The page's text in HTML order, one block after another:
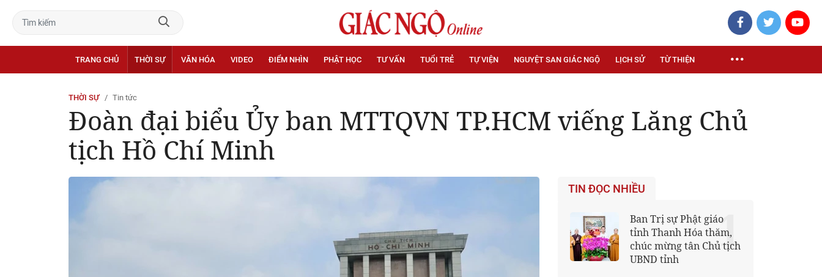
TRANG CHỦ THỜI SỰ VĂN HÓA VIDEO ĐIỂM NHÌN PHẬT HỌC TƯ VẤN TUỔI TRẺ TỰ VIỆN NGUYỆT SAN GIÁC NGỘ LỊCH SỬ TỪ THIỆN
THỜI SỰ Tin tức
Đoàn đại biểu Ủy ban MTTQVN TP.HCM viếng Lăng Chủ
tịch Hồ Chí Minh
TIN ĐỌC NHIỀU
Ban Trị sự Phật giáo
tỉnh Thanh Hóa thăm,
chúc mừng tân Chủ tịch
UBND tỉnh
1